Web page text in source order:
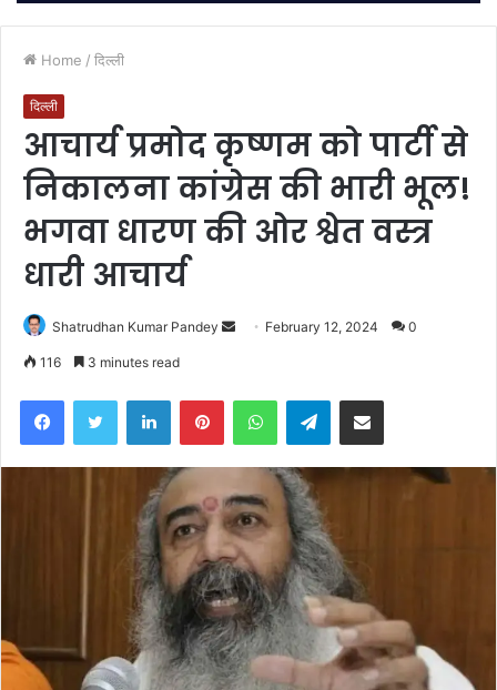
Home / दिल्ली
दिल्ली
आचार्य प्रमोद कृष्णम को पार्टी से
निकालना कांग्रेस की भारी भूल!
भगवा धारण की ओर श्वेत वस्त्र
धारी आचार्य
Shatrudhan Kumar Pandey
Send February 12, 2024 0
116 3 minutes read
FacebookTwitter LinkedInPinterestWhatsAppTelegramShare via Email